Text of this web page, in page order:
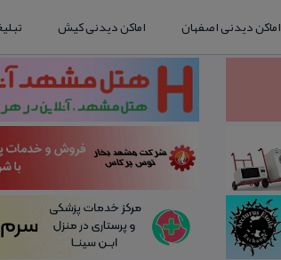
اماکن دیدنی اصفهان اماکن دیدنی کیش